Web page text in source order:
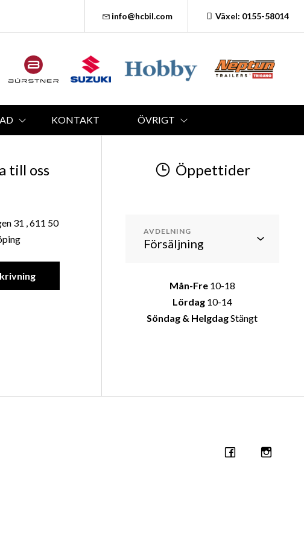
info@hcbil.com Växel: 0155-58014
KONTAKT ÖVRIGT
till oss
31 , 611 50
Öppettider
AVDELNING
Mån-Fre 10-18
Lördag10-14
Söndag & HelgdagStängt